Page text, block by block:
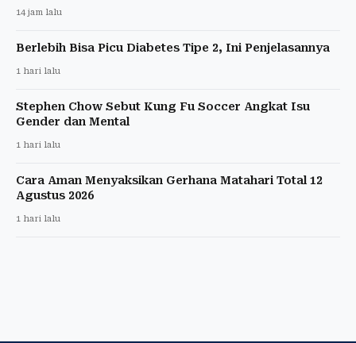
14 jam lalu
Berlebih Bisa Picu Diabetes Tipe 2, Ini Penjelasannya
1 hari lalu
Stephen Chow Sebut Kung Fu Soccer Angkat Isu
Gender dan Mental
1 hari lalu
Cara Aman Menyaksikan Gerhana Matahari Total 12
Agustus 2026
1 hari lalu